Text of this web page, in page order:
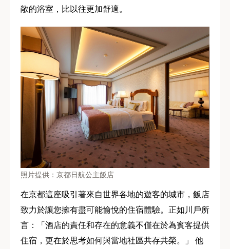
敞的浴室，比以往更加舒適。
照片提供：京都日航公主飯店
在京都這座吸引著來自世界各地的遊客的城市，飯店
致力於讓您擁有盡可能愉悅的住宿體驗。正如川戶所
言：「酒店的責任和存在的意義不僅在於為賓客提供
住宿，更在於思考如何與當地社區共存共榮。」 他